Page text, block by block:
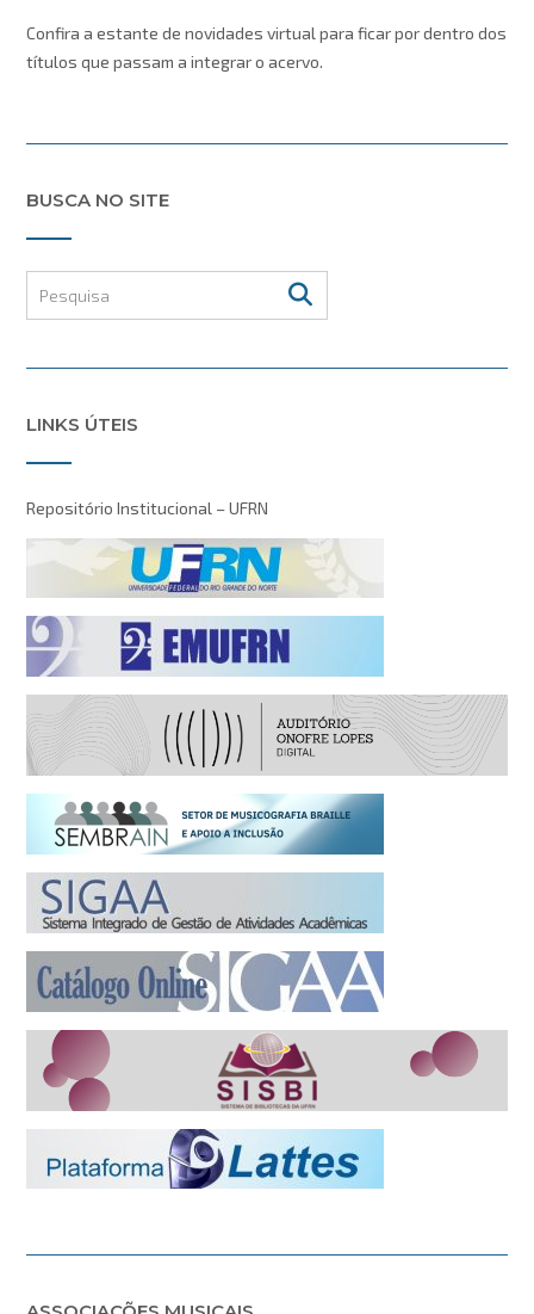
Confira a estante de novidades virtual para ficar por dentro dos
títulos que passam a integrar o acervo.
BUSCA NO SITE
LINKS ÚTEIS
Repositório Institucional – UFRN